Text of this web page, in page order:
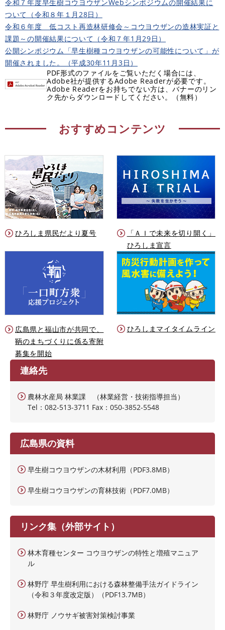
令和７年度早生樹コウヨウザンWebシンポジウムの開催結果に
ついて（令和８年１月28日）
令和６年度 低コスト再造林研修会～コウヨウザンの造林実証と
課題～の開催結果について（令和７年1月29日）
公開シンポジウム「早生樹種コウヨウザンの可能性について」が
開催されました。（平成30年11月3日）
PDF形式のファイルをご覧いただく場合には、
Adobe社が提供するAdobe Readerが必要です。
Adobe Readerをお持ちでない方は、バナーのリン
ク先からダウンロードしてください。（無料）
おすすめコンテンツ
ひろしま県民だより夏号
「ＡＩで未来を切り開く」
ひろしま宣言
広島県と福山市が共同で、
鞆のまちづくりに係る寄附
募集を開始
ひろしまマイタイムライン
連絡先
農林水産局 林業課 （林業経営・技術指導担当）
Tel：082-513-3711 Fax：050-3852-5548
広島県の資料
早生樹コウヨウザンの木材利用（PDF3.8MB）
早生樹コウヨウザンの育林技術（PDF7.0MB）
リンク集（外部サイト）
林木育種センター コウヨウザンの特性と増殖マニュア
ル
林野庁 早生樹利用における森林整備手法ガイドライン
（令和３年度改定版）（PDF13.7MB）
林野庁 ノウサギ被害対策検討事業